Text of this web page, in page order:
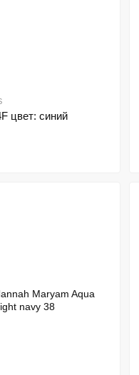
цвет: синий